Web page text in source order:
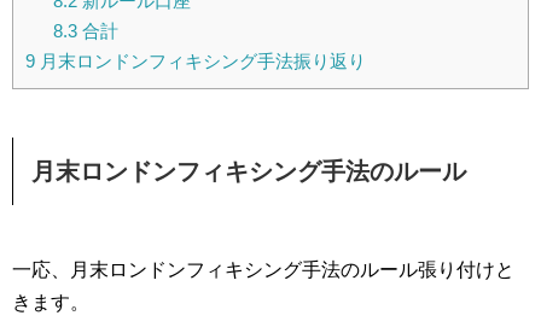
8.3合計
9 月末ロンドンフィキシング手法振り返り
月末ロンドンフィキシング手法のルール
一応、月末ロンドンフィキシング手法のルール張り付けと
きます。